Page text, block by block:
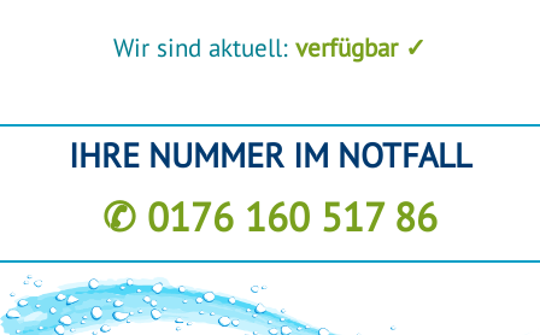
Wir sind aktuell: verfügbar ✓
IHRE NUMMER IM NOTFALL
✆ 0176 160 517 86